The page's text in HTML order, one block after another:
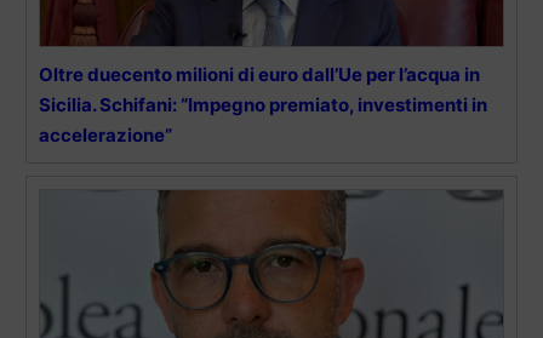
Oltre duecento milioni di euro dall’Ue per l’acqua in
Sicilia. Schifani: “Impegno premiato, investimenti in
accelerazione”